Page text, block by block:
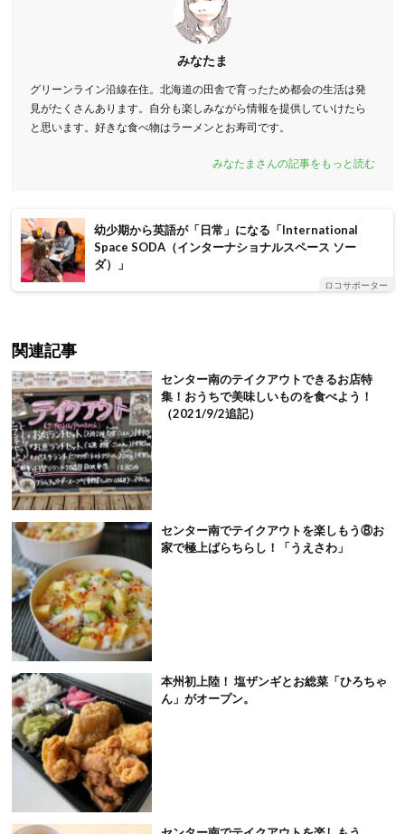
みなたま
グリーンライン沿線在住。北海道の田舎で育ったため都会の生活は発
見がたくさんあります。自分も楽しみながら情報を提供していけたら
と思います。好きな食べ物はラーメンとお寿司です。
みなたまさんの記事をもっと読む
幼少期から英語が「日常」になる「International
Space SODA（インターナショナルスペース ソー
ダ）」
ロコサポーター
関連記事
センター南のテイクアウトできるお店特
集！おうちで美味しいものを食べよう！
（2021/9/2追記）
センター南でテイクアウトを楽しもう⑧お
家で極上ばらちらし！「うえさわ」
本州初上陸！ 塩ザンギとお総菜「ひろちゃ
ん」がオープン。